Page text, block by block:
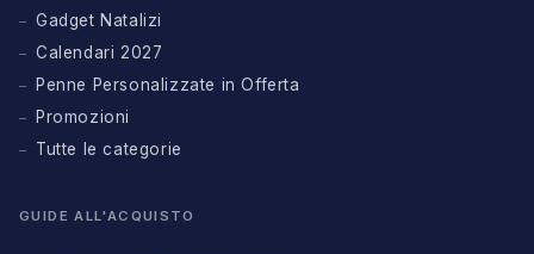
Gadget Natalizi
Calendari 2027
Penne Personalizzate in Offerta
Promozioni
Tutte le categorie
GUIDE ALL'ACQUISTO